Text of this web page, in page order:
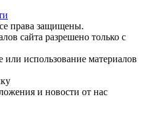
права защищены.
сайта разрешено только с
или использование материалов
и новости от нас